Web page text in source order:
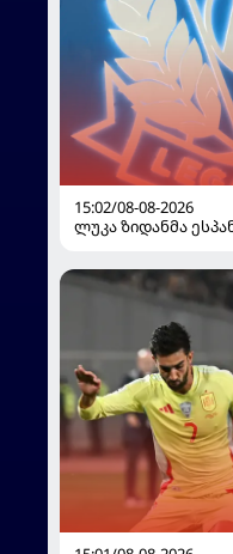
15:02/08-08-2026
ლუკა ზიდანმა